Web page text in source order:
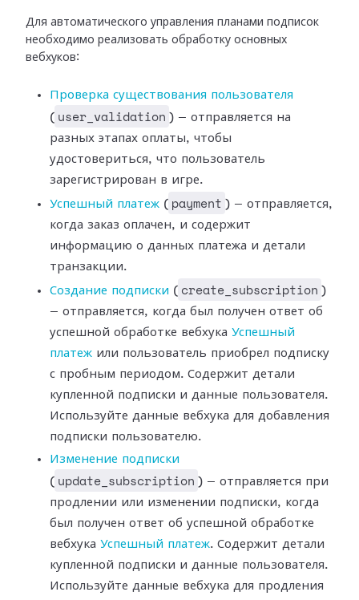
Для автоматического управления планами подписок
необходимо реализовать обработку основных
вебхуков:
Проверка существования пользователя
( user_validation ) — отправляется на
разных этапах оплаты, чтобы
удостовериться, что пользователь
зарегистрирован в игре.
Успешный платеж ( payment ) — отправляется,
когда заказ оплачен, и содержит
информацию о данных платежа и детали
транзакции.
Создание подписки ( create_subscription )
— отправляется, когда был получен ответ об
успешной обработке вебхука Успешный
платеж или пользователь приобрел подписку
с пробным периодом. Содержит детали
купленной подписки и данные пользователя.
Используйте данные вебхука для добавления
подписки пользователю.
Изменение подписки
( update_subscription ) — отправляется при
продлении или изменении подписки, когда
был получен ответ об успешной обработке
вебхука Успешный платеж. Содержит детали
купленной подписки и данные пользователя.
Используйте данные вебхука для продления